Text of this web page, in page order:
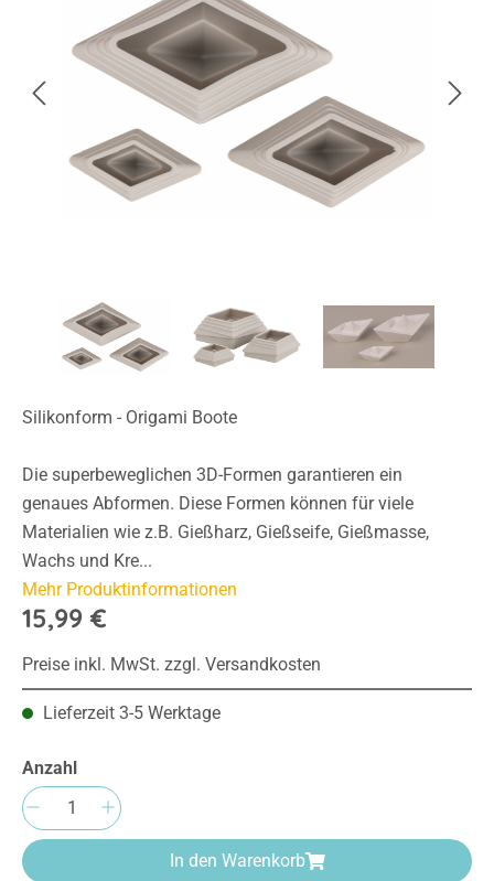
Silikonform - Origami Boote
Die superbeweglichen 3D-Formen garantieren ein
genaues Abformen. Diese Formen können für viele
Materialien wie z.B. Gießharz, Gießseife, Gießmasse,
Wachs und Kre...
Mehr Produktinformationen
15,99 €
Preise inkl. MwSt. zzgl. Versandkosten
Lieferzeit 3-5 Werktage
Anzahl
Produkt Anzahl: Gib den gewünschten
In den Warenkorb